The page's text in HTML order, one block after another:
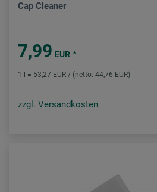
Cap Cleaner
7,99 EUR *
1 l = 53,27 EUR / (netto: 44,76 EUR)
zzgl. Versandkosten